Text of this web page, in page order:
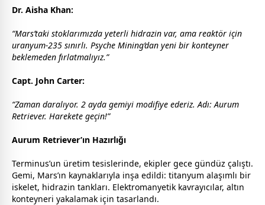
Dr. Aisha Khan:
“Mars’taki stoklarımızda yeterli hidrazin var, ama reaktör için
uranyum-235 sınırlı. Psyche Mining’dan yeni bir konteyner
beklemeden fırlatmalıyız.”
Capt. John Carter:
“Zaman daralıyor. 2 ayda gemiyi modifiye ederiz. Adı: Aurum
Retriever. Harekete geçin!”
Aurum Retriever’ın Hazırlığı
Terminus’un üretim tesislerinde, ekipler gece gündüz çalıştı.
Gemi, Mars’ın kaynaklarıyla inşa edildi: titanyum alaşımlı bir
iskelet, hidrazin tankları. Elektromanyetik kavrayıcılar, altın
konteyneri yakalamak için tasarlandı.